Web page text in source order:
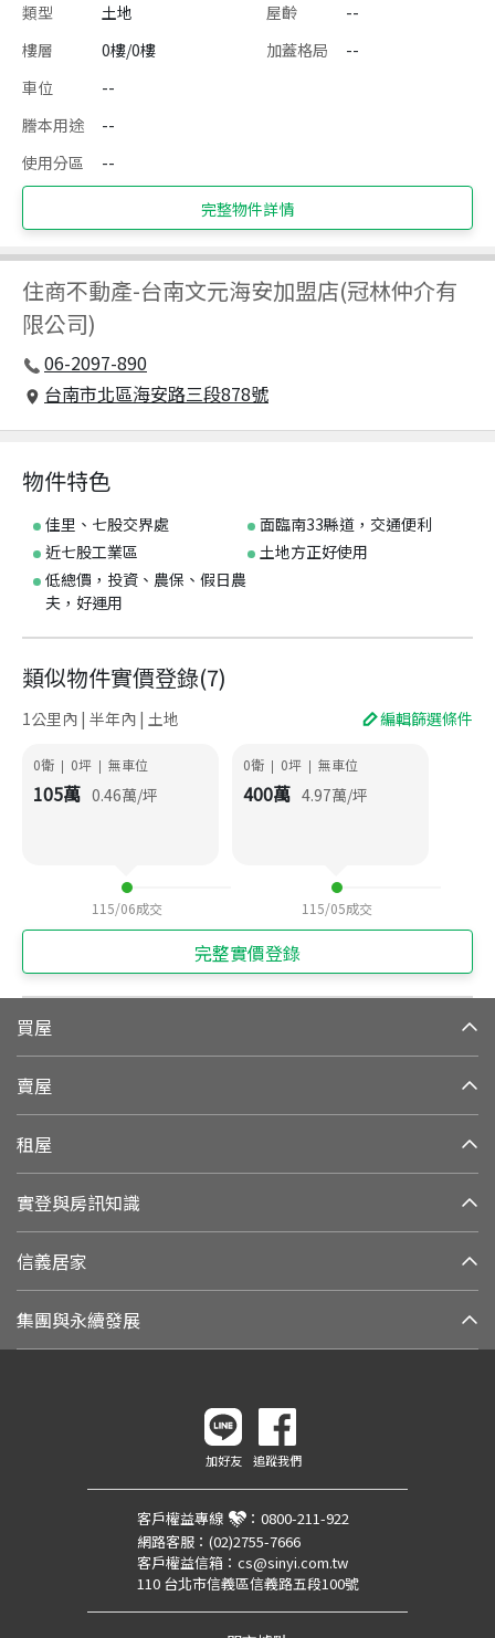
類型 土地 屋齡
--
樓層
0樓/0樓 加蓋格局
--
車位
--
謄本用途
--
使用分區
--
完整物件詳情
住商不動產-台南文元海安加盟店(冠林仲介有
限公司)
06-2097-890
台南市北區海安路三段878號
物件特色
佳里、七股交界處
面臨南33縣道，交通便利
近七股工業區
土地方正好使用
低總價，投資、農保、假日農
夫，好運用
類似物件實價登錄(7)
1公里內 | 半年內 | 土地 編輯篩選條件
0衛 | 0坪 | 無車位
105萬 0.46萬/坪
115/06成交
0衛 | 0坪 | 無車位
400萬 4.97萬/坪
115/05成交
完整實價登錄
買屋
賣屋
租屋
實登與房訊知識
信義居家
集團與永續發展
加好友 追蹤我們
客戶權益專線 ： 0800-211-922
網路客服： (02)2755-7666
客戶權益信箱： cs@sinyi.com.tw
110 台北市信義區信義路五段100號